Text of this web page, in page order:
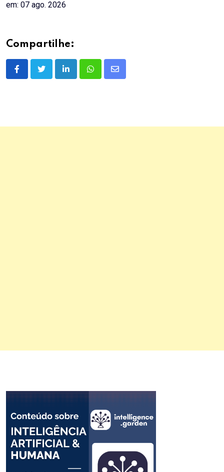
em: 07 ago. 2026
Compartilhe:
LinkedInWhatsappShare